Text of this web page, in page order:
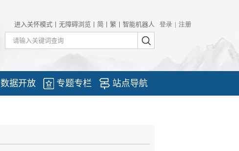
智能机器人
繁
简
无障碍浏览
进入关怀模式
数据开放 专题专栏 站点导航